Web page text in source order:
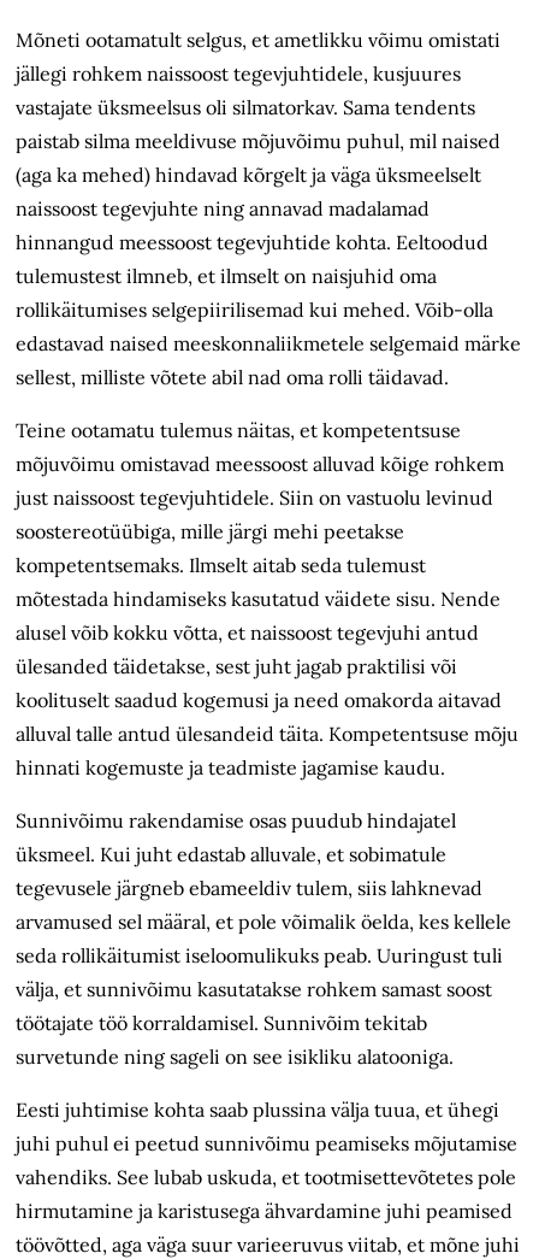
Mõneti ootamatult selgus, et ametlikku võimu omistati
jällegi rohkem naissoost tegevjuhtidele, kusjuures
vastajate üksmeelsus oli silmatorkav. Sama tendents
paistab silma meeldivuse mõjuvõimu puhul, mil naised
(aga ka mehed) hindavad kõrgelt ja väga üksmeelselt
naissoost tegevjuhte ning annavad madalamad
hinnangud meessoost tegevjuhtide kohta. Eeltoodud
tulemustest ilmneb, et ilmselt on naisjuhid oma
rollikäitumises selgepiirilisemad kui mehed. Võib-olla
edastavad naised meeskonnaliikmetele selgemaid märke
sellest, milliste võtete abil nad oma rolli täidavad.
Teine ootamatu tulemus näitas, et kompetentsuse
mõjuvõimu omistavad meessoost alluvad kõige rohkem
just naissoost tegevjuhtidele. Siin on vastuolu levinud
soostereotüübiga, mille järgi mehi peetakse
kompetentsemaks. Ilmselt aitab seda tulemust
mõtestada hindamiseks kasutatud väidete sisu. Nende
alusel võib kokku võtta, et naissoost tegevjuhi antud
ülesanded täidetakse, sest juht jagab praktilisi või
koolituselt saadud kogemusi ja need omakorda aitavad
alluval talle antud ülesandeid täita. Kompetentsuse mõju
hinnati kogemuste ja teadmiste jagamise kaudu.
Sunnivõimu rakendamise osas puudub hindajatel
üksmeel. Kui juht edastab alluvale, et sobimatule
tegevusele järgneb ebameeldiv tulem, siis lahknevad
arvamused sel määral, et pole võimalik öelda, kes kellele
seda rollikäitumist iseloomulikuks peab. Uuringust tuli
välja, et sunnivõimu kasutatakse rohkem samast soost
töötajate töö korraldamisel. Sunnivõim tekitab
survetunde ning sageli on see isikliku alatooniga.
Eesti juhtimise kohta saab plussina välja tuua, et ühegi
juhi puhul ei peetud sunnivõimu peamiseks mõjutamise
vahendiks. See lubab uskuda, et tootmisettevõtetes pole
hirmutamine ja karistusega ähvardamine juhi peamised
töövõtted, aga väga suur varieeruvus viitab, et mõne juhi